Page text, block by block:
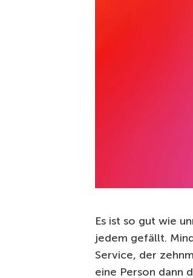
Es ist so gut wie
jedem gefällt.
Service, der
eine Person dann